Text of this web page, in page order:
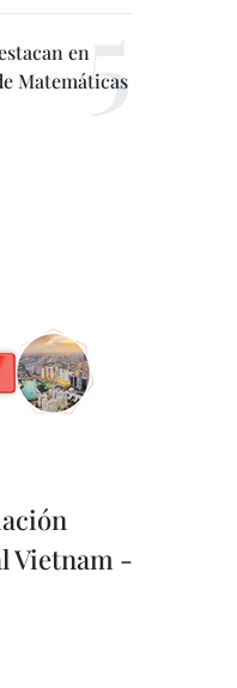
en
Matemáticas
Vietnam -